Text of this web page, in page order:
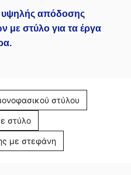
υψηλής απόδοσης
με στύλο για τα έργα
στύλου
στύλο
με στεφάνη